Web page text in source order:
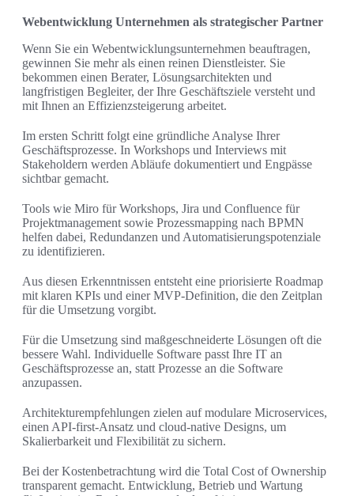
Webentwicklung Unternehmen als strategischer Partner
Wenn Sie ein Webentwicklungsunternehmen beauftragen,
gewinnen Sie mehr als einen reinen Dienstleister. Sie
bekommen einen Berater, Lösungsarchitekten und
langfristigen Begleiter, der Ihre Geschäftsziele versteht und
mit Ihnen an Effizienzsteigerung arbeitet.
Im ersten Schritt folgt eine gründliche Analyse Ihrer
Geschäftsprozesse. In Workshops und Interviews mit
Stakeholdern werden Abläufe dokumentiert und Engpässe
sichtbar gemacht.
Tools wie Miro für Workshops, Jira und Confluence für
Projektmanagement sowie Prozessmapping nach BPMN
helfen dabei, Redundanzen und Automatisierungspotenziale
zu identifizieren.
Aus diesen Erkenntnissen entsteht eine priorisierte Roadmap
mit klaren KPIs und einer MVP-Definition, die den Zeitplan
für die Umsetzung vorgibt.
Für die Umsetzung sind maßgeschneiderte Lösungen oft die
bessere Wahl. Individuelle Software passt Ihre IT an
Geschäftsprozesse an, statt Prozesse an die Software
anzupassen.
Architekturempfehlungen zielen auf modulare Microservices,
einen API-first-Ansatz und cloud-native Designs, um
Skalierbarkeit und Flexibilität zu sichern.
Bei der Kostenbetrachtung wird die Total Cost of Ownership
transparent gemacht. Entwicklung, Betrieb und Wartung